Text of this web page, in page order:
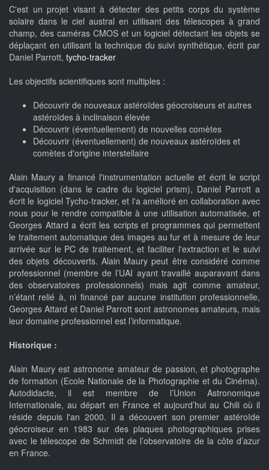
C'est un projet visant à détecter des petits corps du système
solaire dans le ciel austral en utilisant des télescopes à grand
champ, des caméras CMOS et un logiciel détectant les objets se
déplaçant en utilisant la technique du suivi synthétique, écrit par
Daniel Parrott, tycho-tracker
Les objectifs scientifiques sont multiples :
Découvrir de nouveaux astéroïdes géocroiseurs et autres
astéroïdes à inclinaison élevée
Découvrir (éventuellement) de nouvelles comètes
Découvrir (éventuellement) de nouveaux astéroïdes et
comètes d'origine interstellaire
Alain Maury a financé l'instrumentation actuelle et écrit le script
d'acquisition (dans le cadre du logiciel prism), Daniel Parrott a
écrit le logiciel Tycho-tracker, et l'a amélioré en collaboration avec
nous pour le rendre compatible à une utilisation automatisée, et
Georges Attard a écrit les scripts et programmes qui permettent
le traitement automatique des images au fur et à mesure de leur
arrivée sur le PC de traitement, et faciliter l'extraction et le suivi
des objets découverts. Alain Maury peut être considéré comme
professionnel (membre de l’UAI ayant travaillé auparavant dans
des observatoires professionnels) mais agit comme amateur,
n’étant relié à, ni financé par aucune institution professionnelle,
Georges Attard et Daniel Parrott sont astronomes amateurs, mais
leur domaine professionnel est l’informatique.
Historique :
Alain Maury est astronome amateur de passion, et photographe
de formation (Ecole Nationale de la Photographie et du Cinéma).
Autodidacte, il est membre de l’Union Astronomique
Internationale, au départ en France et aujourd’hui au Chili où il
réside depuis l'an 2000. Il a découvert son premier astéroïde
géocroiseur en 1983 sur des plaques photographiques prises
avec le télescope de Schmidt de l’observatoire de la côte d’azur
en France.